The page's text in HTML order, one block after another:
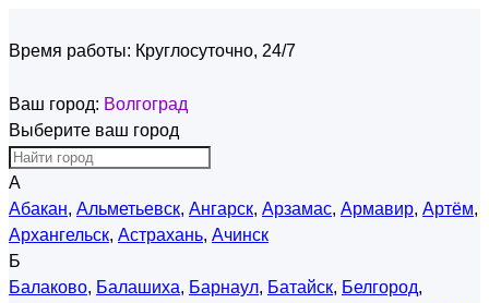
Время работы: Круглосуточно, 24/7
Ваш город: Волгоград
Выберите ваш город
А
Абакан, Альметьевск, Ангарск, Арзамас, Армавир, Артём,
Архангельск, Астрахань, Ачинск
Б
Балаково, Балашиха, Барнаул, Батайск, Белгород,